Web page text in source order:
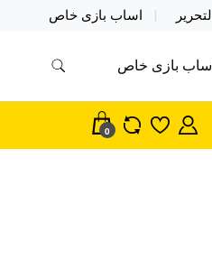
اساب بازی خاص
مستقیم
بازی خاص
0